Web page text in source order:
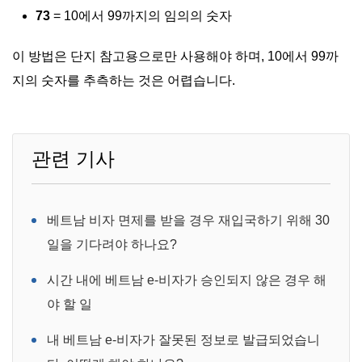
73 = 10에서 99까지의 임의의 숫자
이 방법은 단지 참고용으로만 사용해야 하며, 10에서 99까
지의 숫자를 추측하는 것은 어렵습니다.
관련 기사
베트남 비자 면제를 받을 경우 재입국하기 위해 30
일을 기다려야 하나요?
시간 내에 베트남 e-비자가 승인되지 않은 경우 해
야 할 일
내 베트남 e-비자가 잘못된 정보로 발급되었습니